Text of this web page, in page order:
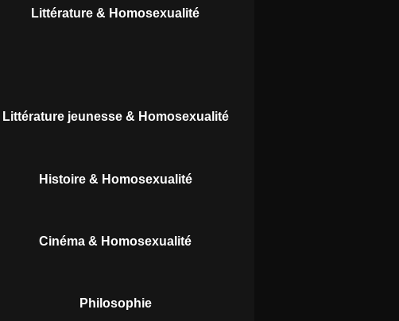
Littérature & Homosexualité
Littérature jeunesse & Homosexualité
Histoire & Homosexualité
Cinéma & Homosexualité
Philosophie